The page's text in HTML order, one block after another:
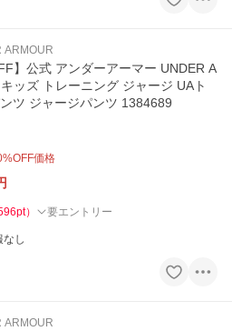
ARMOUR
】公式 アンダーアーマー UNDER A
ッズ トレーニング ジャージ UAト
ツ ジャージパンツ 1384689
%OFF価格
pt） 要エントリー
なし
ARMOUR